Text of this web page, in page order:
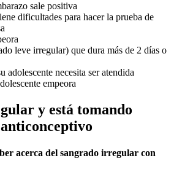
sale positiva
dificultades para hacer la prueba de
leve irregular) que dura más de 2 días o
adolescente necesita ser atendida
empeora
y está tomando
acerca del sangrado irregular con